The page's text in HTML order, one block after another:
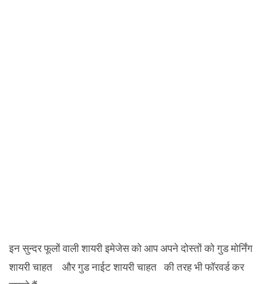
इन सुन्दर फूलों वाली शायरी इमेजेस को आप अपने दोस्तों को गुड मोर्निंग
शायरी चाहत और गुड नाईट शायरी चाहत की तरह भी फॉरवर्ड कर